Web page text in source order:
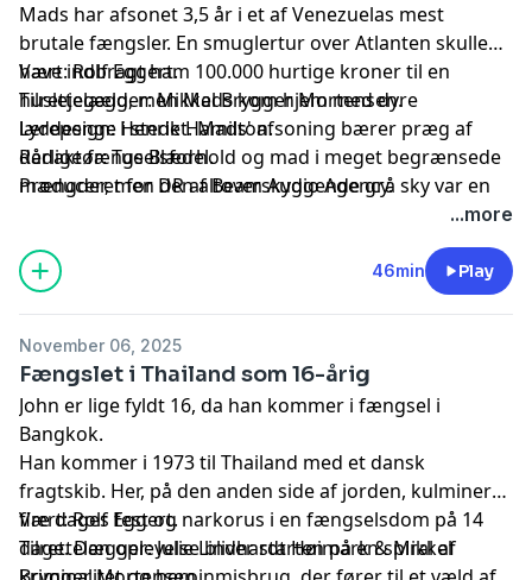
Mads har afsonet 3,5 år i et af Venezuelas mest
brutale fængsler. En smuglertur over Atlanten skulle
have indbragt ham 100.000 hurtige kroner til en
huslejegæld, men Mads kom hjem med dyre
lærepenge i stedet. Mads' afsoning bærer præg af
dårlige fængselsforhold og mad i meget begrænsede
mængder, men den altoverskyggende grå sky var en
Vært: Rolf Eggert.
Tilrettelægger: Mikkel Brygger Mortensen.
Lyddesign: Henrik Hamilton.
Redaktør: Tue Blædel.
Produceret for DR af Beam Audio Agency.
...more
46min Play
November 06, 2025
Fængslet i Thailand som 16-årig
John er lige fyldt 16, da han kommer i fængsel i
Bangkok.
Han kommer i 1973 til Thailand med et dansk
fragtskib. Her, på den anden side af jorden, kulminerer
fire dages fest og narkorus i en fængselsdom på 14
dage. Den oplevelse bliver starten på en spiral af
Vært: Rolf Eggert.
Tilrettelægger: Julie Lindhardt Høimark & Mikkel